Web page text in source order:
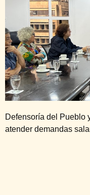
Defensoría del Pueblo
atender demandas